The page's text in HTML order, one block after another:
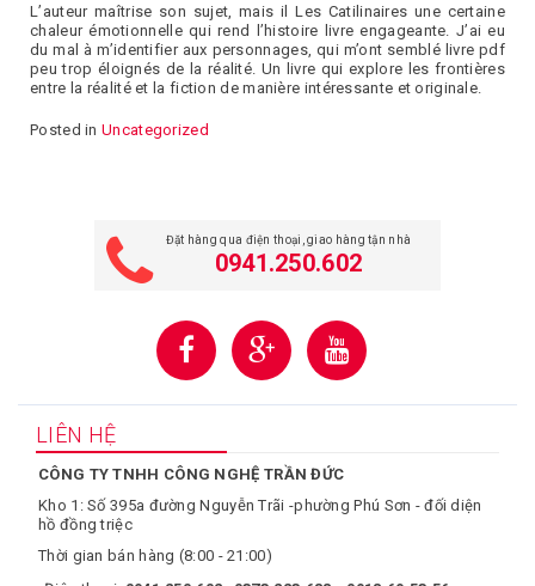
L’auteur maîtrise son sujet, mais il Les Catilinaires une certaine
chaleur émotionnelle qui rend l’histoire livre engageante. J’ai eu
du mal à m’identifier aux personnages, qui m’ont semblé livre pdf
peu trop éloignés de la réalité. Un livre qui explore les frontières
entre la réalité et la fiction de manière intéressante et originale.
Posted in Uncategorized
Đặt hàng qua điện thoại, giao hàng tận nhà
0941.250.602
LIÊN HỆ
CÔNG TY TNHH CÔNG NGHỆ TRẦN ĐỨC
Kho 1: Số 395a đường Nguyễn Trãi -phường Phú Sơn - đối diện
hồ đồng triệc
Thời gian bán hàng (8:00 - 21:00)